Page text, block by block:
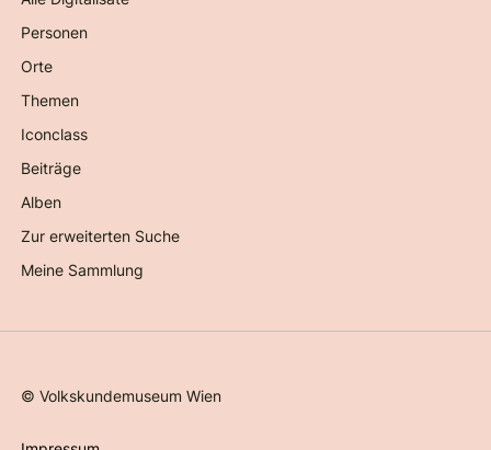
Personen
Orte
Themen
Iconclass
Beiträge
Alben
Zur erweiterten Suche
Meine Sammlung
©Volkskundemuseum Wien